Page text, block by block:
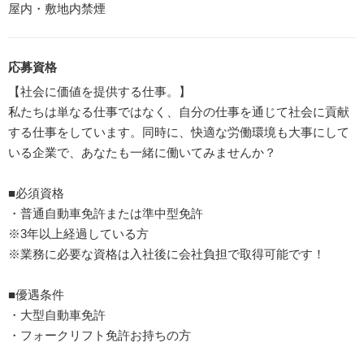
屋内・敷地内禁煙
応募資格
【社会に価値を提供する仕事。】
私たちは単なる仕事ではなく、自分の仕事を通じて社会に貢献
する仕事をしています。同時に、快適な労働環境も大事にして
いる企業で、あなたも一緒に働いてみませんか？
■必須資格
・普通自動車免許または準中型免許
※3年以上経過している方
※業務に必要な資格は入社後に会社負担で取得可能です！
■優遇条件
・大型自動車免許
・フォークリフト免許お持ちの方